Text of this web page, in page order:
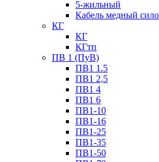
5-жильный
Кабель медный
КГ
КГ
КГтп
ПВ 1 (ПуВ)
ПВ1 1.5
ПВ1 2,5
ПВ1 4
ПВ1 6
ПВ1-10
ПВ1-16
ПВ1-25
ПВ1-35
ПВ1-50